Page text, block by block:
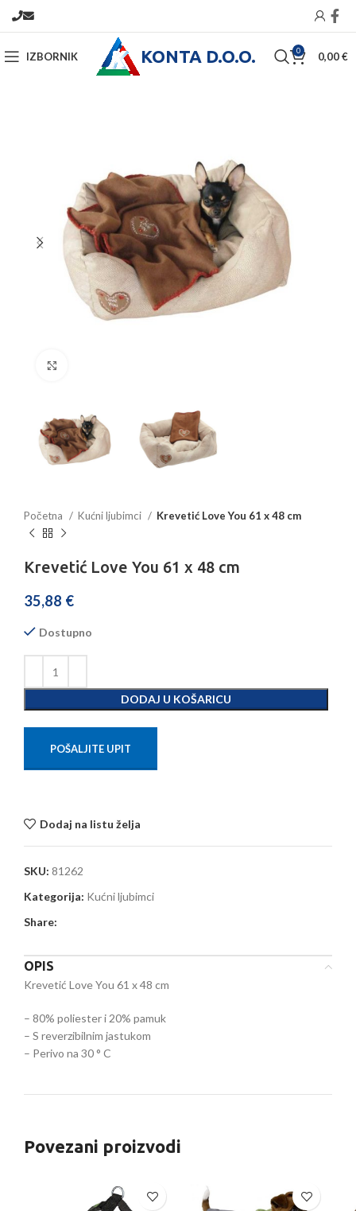
IZBORNIK KONTA D.O.O. 0 0,00€
Početna Kućni ljubimci Krevetić Love You 61 x 48 cm
Krevetić Love You 61 x 48 cm
35,88 €
Dostupno
DODAJ U KOŠARICU
POŠALJITE UPIT
Dodaj na listu želja
SKU: 81262
Kategorija: Kućni ljubimci
Share:
OPIS
Krevetić Love You 61 x 48 cm
– 80% poliester i 20% pamuk
– S reverzibilnim jastukom
– Perivo na 30 ° C
Povezani proizvodi